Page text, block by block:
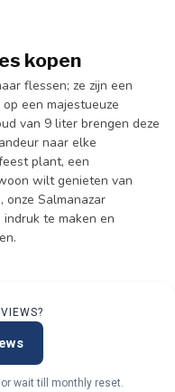
kopen
flessen; ze zijn een
een majestueuze
van 9 liter brengen deze
naar elke
plant, een
wilt genieten van
onze Salmanazar
te maken en
wait till monthly reset.